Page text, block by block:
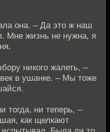
она. – Да это ж наш
Мне жизнь не нужна, я
никого жалеть, –
в ушанке. – Мы тоже
тогда, ни теперь, –
как щелкают